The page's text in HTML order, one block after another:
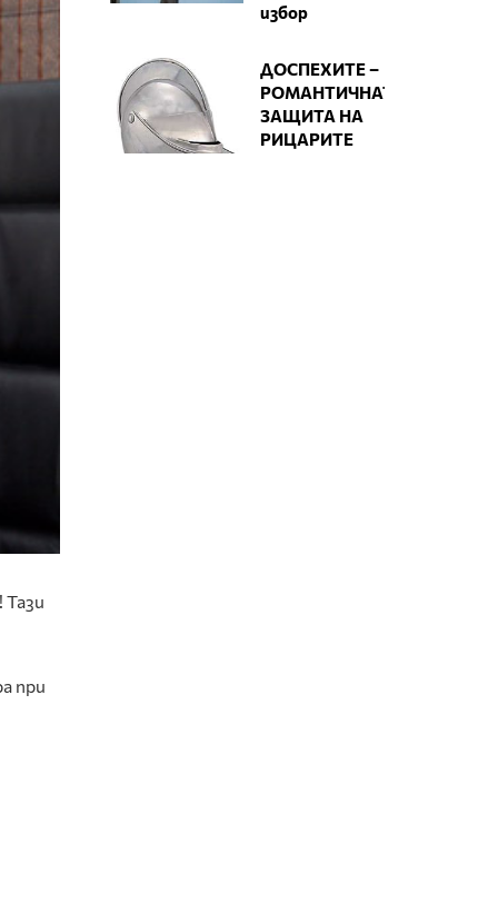
при
избор
ДОСПЕХИТЕ –
РОМАНТИЧНАТА
ЗАЩИТА НА
РИЦАРИТЕ